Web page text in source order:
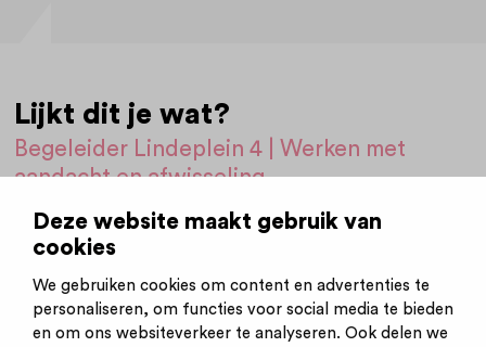
Deze website maakt gebruik van
cookies
We gebruiken cookies om content en advertenties te
personaliseren, om functies voor social media te bieden
en om ons websiteverkeer te analyseren. Ook delen we
Lijkt dit je wat?
Begeleider Lindeplein 4 | Werken met
aandacht en afwisseling
Plaatsingsdatum: 30-06-2025